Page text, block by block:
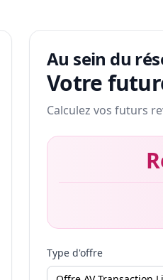
Au sein du
Votre
Calculez vos futurs
Type d'offre